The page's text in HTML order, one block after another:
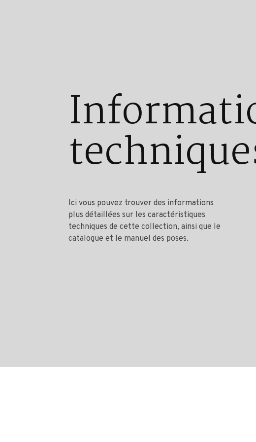
Ici vous pouvez trouver des informations
plus détaillées sur les caractéristiques
techniques de cette collection, ainsi que le
catalogue et le manuel des poses.